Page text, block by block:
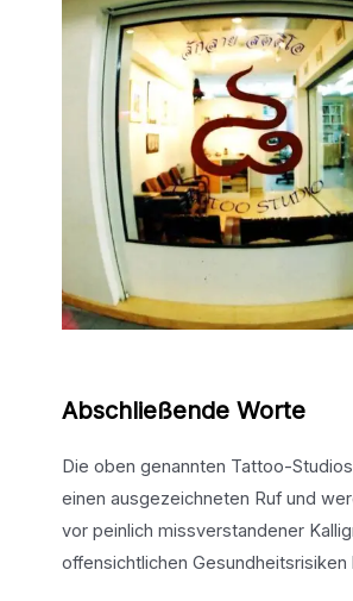
Abschließende Worte
Die oben genannten Tattoo-
einen ausgezeichneten Ruf und
vor peinlich missverstandener
offensichtlichen Gesundheitsrisiken